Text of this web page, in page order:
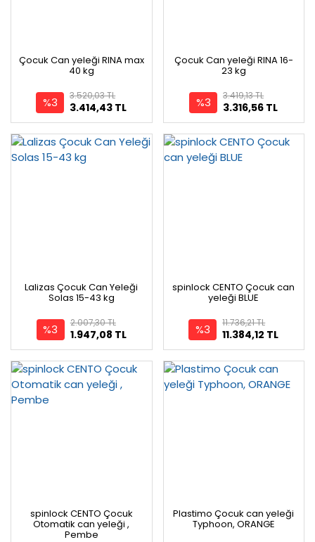
Çocuk Can yeleği RINA max
40 kg
%3 3.414,43 TL
3.520,03 TL
Çocuk Can yeleği RINA 16-
23 kg
%3 3.316,56 TL
3.419,13 TL
Lalizas Çocuk Can Yeleği
Solas 15-43 kg
%3 1.947,08 TL
2.007,30 TL
spinlock CENTO Çocuk can
yeleği BLUE
%3 11.384,12 TL
11.736,21 TL
spinlock CENTO Çocuk
Otomatik can yeleği ,
Pembe
Plastimo Çocuk can yeleği
Typhoon, ORANGE